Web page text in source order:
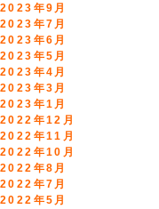
2023年9月
2023年7月
2023年6月
2023年5月
2023年4月
2023年3月
2023年1月
2022年12月
2022年11月
2022年10月
2022年8月
2022年7月
2022年5月